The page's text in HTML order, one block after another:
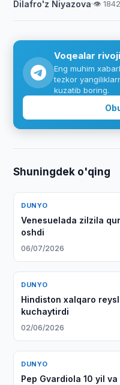
Dilafro'z Niyazova·👁
Voqealar
Eng muhim
tezkor
kuzatib boring.
Shuningdek o'qing
DUNYO
Venesuelada zilzila
oshdi
06/07/2026
DUNYO
Hindiston xalqaro
kuchaytirdi
02/06/2026
DUNYO
Pep Gvardiola 10 yil